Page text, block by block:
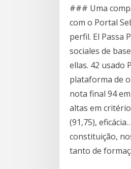
### Uma
com o Portal
perfil. El Passa
sociales de
ellas. 42 usado
plataforma de
nota final 94
altas em
(91,75),
constituição,
tanto de